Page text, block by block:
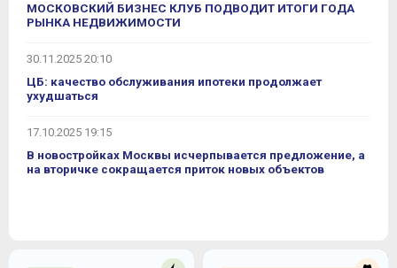
МОСКОВСКИЙ БИЗНЕС КЛУБ ПОДВОДИТ ИТОГИ ГОДА
РЫНКА НЕДВИЖИМОСТИ
30.11.2025 20:10
ЦБ: качество обслуживания ипотеки продолжает
ухудшаться
17.10.2025 19:15
В новостройках Москвы исчерпывается предложение, а
на вторичке сокращается приток новых объектов